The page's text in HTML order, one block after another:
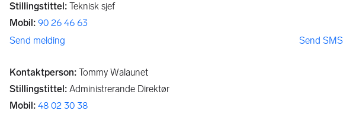
Stillingstittel: Teknisk sjef
Mobil: 90 26 46 63
Send melding
Send SMS
Kontaktperson: Tommy Walaunet
Stillingstittel: Administrerande Direktør
Mobil: 48 02 30 38